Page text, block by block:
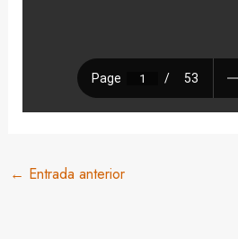
← Entrada anterior